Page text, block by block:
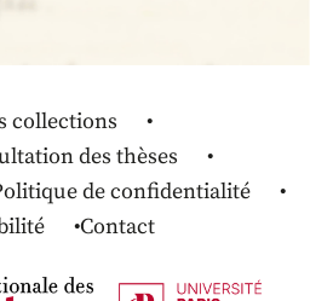
collections
des thèses
de confidentialité
Contact